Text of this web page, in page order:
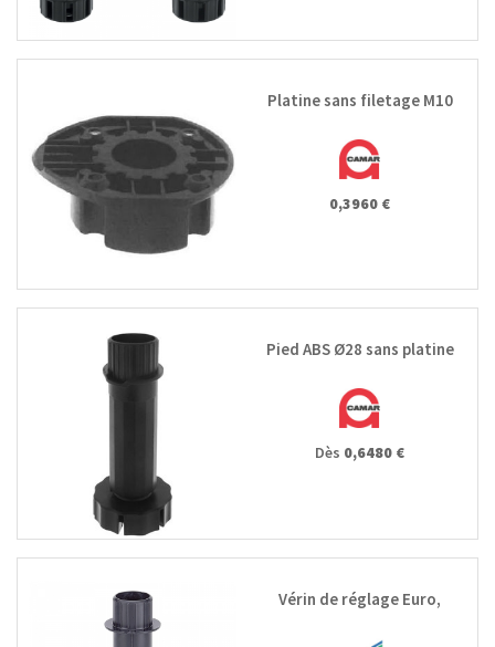
Platine sans filetage M10
0,3960 €
Pied ABS Ø28 sans platine
Dès 0,6480 €
Vérin de réglage Euro,